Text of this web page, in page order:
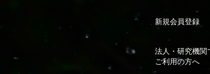
新規会員登録
法人・研究機関
ご利用の方へ